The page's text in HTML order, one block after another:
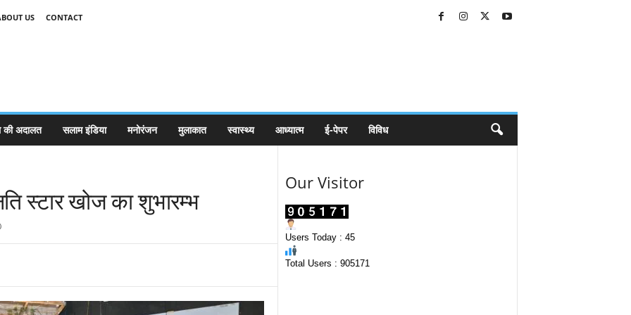
US
CONTACT
की अदालत सलाम इंडिया मनोरंजन मुलाकात स्वास्थ्य आध्यात्म ई-पेपर विविध
स्टार खोज का शुभारम्भ
Our Visitor
Users Today : 45
Total Users : 905171